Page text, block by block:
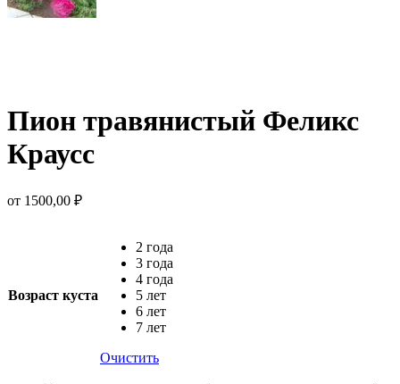
Пион травянистый Феликс
Краусс
от 1500,00 ₽
Возраст куста
2 года
3 года
4 года
5 лет
6 лет
7 лет
Очистить